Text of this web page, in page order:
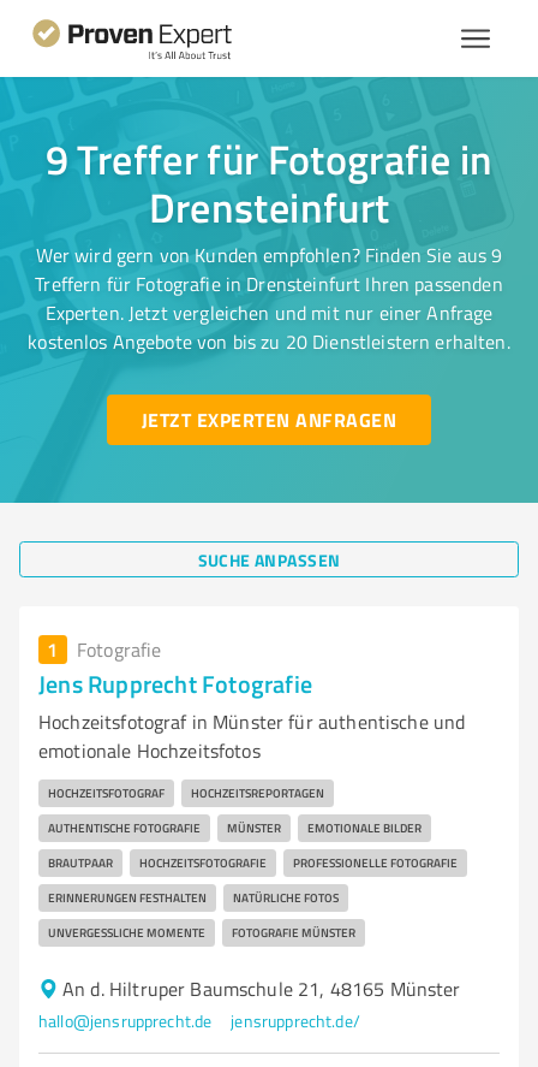
9 Treffer für Fotografie in
Drensteinfurt
Wer wird gern von Kunden empfohlen? Finden Sie aus 9
Treffern für Fotografie in Drensteinfurt Ihren passenden
Experten. Jetzt vergleichen und mit nur einer Anfrage
kostenlos Angebote von bis zu 20 Dienstleistern erhalten.
JETZT EXPERTEN ANFRAGEN
SUCHE ANPASSEN
1 Fotografie
Jens Rupprecht Fotografie
Hochzeitsfotograf in Münster für authentische und
emotionale Hochzeitsfotos
HOCHZEITSFOTOGRAF HOCHZEITSREPORTAGEN
AUTHENTISCHE FOTOGRAFIE MÜNSTER EMOTIONALE BILDER
BRAUTPAAR HOCHZEITSFOTOGRAFIE PROFESSIONELLE FOTOGRAFIE
ERINNERUNGEN FESTHALTEN NATÜRLICHE FOTOS
UNVERGESSLICHE MOMENTE FOTOGRAFIE MÜNSTER
An d. Hiltruper Baumschule 21, 48165 Münster
hallo@jensrupprecht.de jensrupprecht.de/